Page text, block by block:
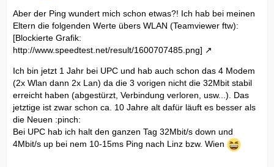
Aber der Ping wundert mich schon etwas?! Ich hab bei meinen
Eltern die folgenden Werte übers WLAN (Teamviewer ftw):
[Blockierte Grafik:
http://www.speedtest.net/result/1600707485.png]
Ich bin jetzt 1 Jahr bei UPC und hab auch schon das 4 Modem
(2x Wlan dann 2x Lan) da die 3 vorigen nicht die 32Mbit stabil
erreicht haben (abgestürzt, Verbindung verloren, usw...). Das
jetztige ist zwar schon ca. 10 Jahre alt dafür läuft es besser als
die Neuen :pinch:
Bei UPC hab ich halt den ganzen Tag 32Mbit/s down und
4Mbit/s up bei nem 10-15ms Ping nach Linz bzw. Wien